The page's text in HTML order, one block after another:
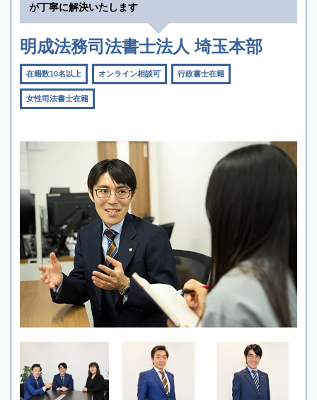
が丁寧に解決いたします
明成法務司法書士法人 埼玉本部
在籍数10名以上 オンライン相談可 行政書士在籍
女性司法書士在籍